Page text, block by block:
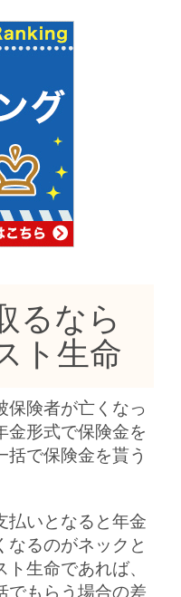
るなら
ト生命
保険者が亡くなっ
金形式で保険金を
括で保険金を貰う
払いとなると年金
なるのがネックと
生命であれば、
でもらう場合の差